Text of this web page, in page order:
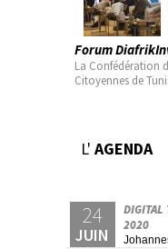
Forum
La Confédération
Citoyennes de
L' AGENDA
24
JUIN
DIGITAL
2020